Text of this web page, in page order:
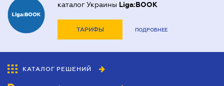
каталог Украины Liga:BOOK
ТАРИФЫ ПОДРОБНЕЕ
КАТАЛОГ РЕШЕНИЙ